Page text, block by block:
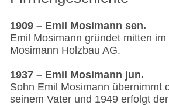
1909 – Emil Mosimann sen.
Emil Mosimann gründet mitten
Mosimann Holzbau AG.
1937 – Emil Mosimann jun.
Sohn Emil Mosimann übernimmt
seinem Vater und 1949 erfolgt